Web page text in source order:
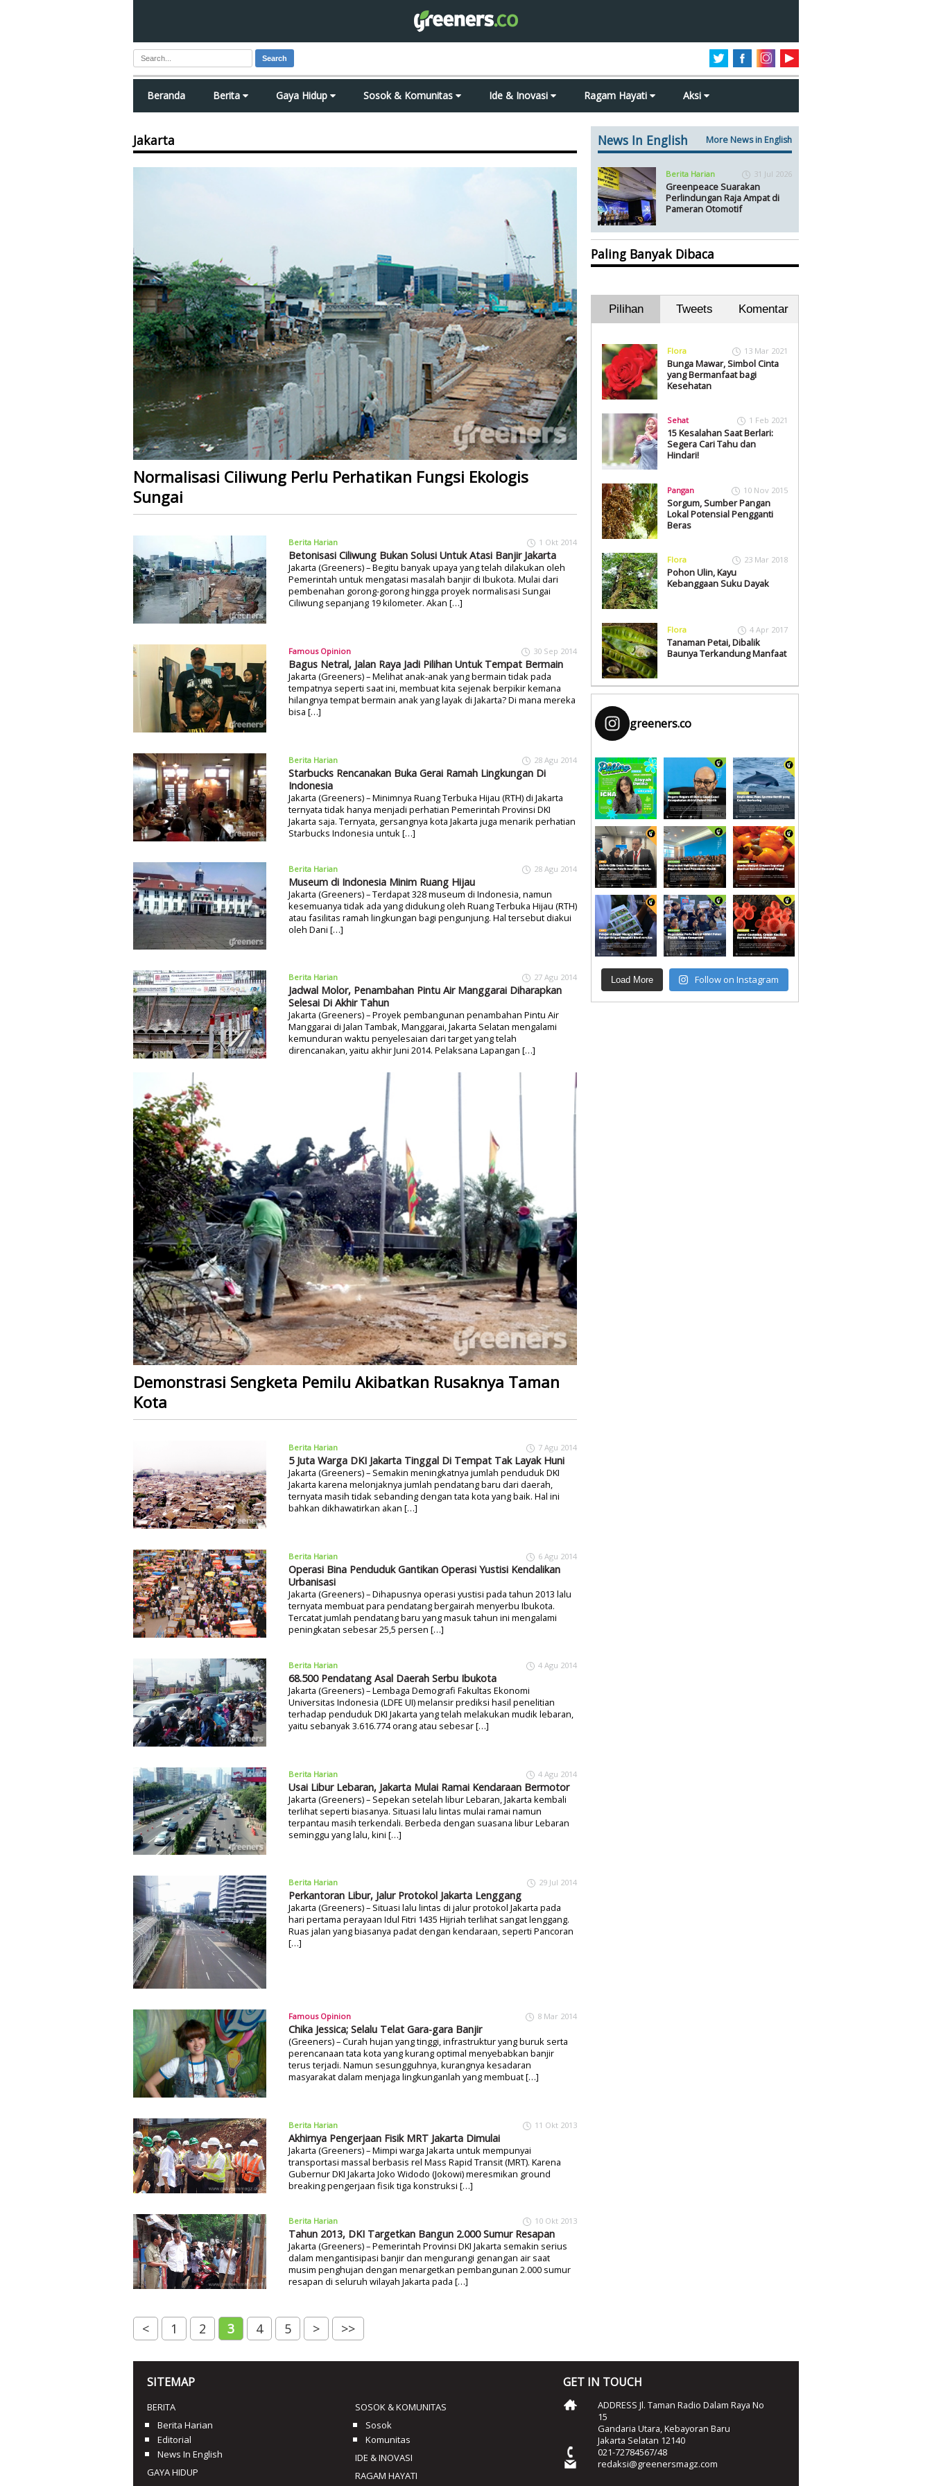
Search
Beranda Berita Gaya Hidup Sosok & Komunitas Ide & Inovasi Ragam Hayati Aksi
Jakarta
Normalisasi Ciliwung Perlu Perhatikan Fungsi Ekologis
Sungai
Berita Harian 1 Okt 2014
Betonisasi Ciliwung Bukan Solusi Untuk Atasi Banjir Jakarta
Jakarta (Greeners) – Begitu banyak upaya yang telah dilakukan oleh
Pemerintah untuk mengatasi masalah banjir di Ibukota. Mulai dari
pembenahan gorong-gorong hingga proyek normalisasi Sungai
Ciliwung sepanjang 19 kilometer. Akan […]
Famous Opinion 30 Sep 2014
Bagus Netral, Jalan Raya Jadi Pilihan Untuk Tempat Bermain
Jakarta (Greeners) – Melihat anak-anak yang bermain tidak pada
tempatnya seperti saat ini, membuat kita sejenak berpikir kemana
hilangnya tempat bermain anak yang layak di Jakarta? Di mana mereka
bisa […]
Berita Harian 28 Agu 2014
Starbucks Rencanakan Buka Gerai Ramah Lingkungan Di
Indonesia
Jakarta (Greeners) – Minimnya Ruang Terbuka Hijau (RTH) di Jakarta
ternyata tidak hanya menjadi perhatian Pemerintah Provinsi DKI
Jakarta saja. Ternyata, gersangnya kota Jakarta juga menarik perhatian
Starbucks Indonesia untuk […]
Berita Harian 28 Agu 2014
Museum di Indonesia Minim Ruang Hijau
Jakarta (Greeners) – Terdapat 328 museum di Indonesia, namun
kesemuanya tidak ada yang didukung oleh Ruang Terbuka Hijau (RTH)
atau fasilitas ramah lingkungan bagi pengunjung. Hal tersebut diakui
oleh Dani […]
Berita Harian 27 Agu 2014
Jadwal Molor, Penambahan Pintu Air Manggarai Diharapkan
Selesai Di Akhir Tahun
Jakarta (Greeners) – Proyek pembangunan penambahan Pintu Air
Manggarai di Jalan Tambak, Manggarai, Jakarta Selatan mengalami
kemunduran waktu penyelesaian dari target yang telah
direncanakan, yaitu akhir Juni 2014. Pelaksana Lapangan […]
Demonstrasi Sengketa Pemilu Akibatkan Rusaknya Taman
Kota
Berita Harian 7 Agu 2014
5 Juta Warga DKI Jakarta Tinggal Di Tempat Tak Layak Huni
Jakarta (Greeners) – Semakin meningkatnya jumlah penduduk DKI
Jakarta karena melonjaknya jumlah pendatang baru dari daerah,
ternyata masih tidak sebanding dengan tata kota yang baik. Hal ini
bahkan dikhawatirkan akan […]
Berita Harian 6 Agu 2014
Operasi Bina Penduduk Gantikan Operasi Yustisi Kendalikan
Urbanisasi
Jakarta (Greeners) – Dihapusnya operasi yustisi pada tahun 2013 lalu
ternyata membuat para pendatang bergairah menyerbu Ibukota.
Tercatat jumlah pendatang baru yang masuk tahun ini mengalami
peningkatan sebesar 25,5 persen […]
Berita Harian 4 Agu 2014
68.500 Pendatang Asal Daerah Serbu Ibukota
Jakarta (Greeners) – Lembaga Demografi Fakultas Ekonomi
Universitas Indonesia (LDFE UI) melansir prediksi hasil penelitian
terhadap penduduk DKI Jakarta yang telah melakukan mudik lebaran,
yaitu sebanyak 3.616.774 orang atau sebesar […]
Berita Harian 4 Agu 2014
Usai Libur Lebaran, Jakarta Mulai Ramai Kendaraan Bermotor
Jakarta (Greeners) – Sepekan setelah libur Lebaran, Jakarta kembali
terlihat seperti biasanya. Situasi lalu lintas mulai ramai namun
terpantau masih terkendali. Berbeda dengan suasana libur Lebaran
seminggu yang lalu, kini […]
Berita Harian 29 Jul 2014
Perkantoran Libur, Jalur Protokol Jakarta Lenggang
Jakarta (Greeners) – Situasi lalu lintas di jalur protokol Jakarta pada
hari pertama perayaan Idul Fitri 1435 Hijriah terlihat sangat lenggang.
Ruas jalan yang biasanya padat dengan kendaraan, seperti Pancoran
[…]
Famous Opinion 8 Mar 2014
Chika Jessica; Selalu Telat Gara-gara Banjir
(Greeners) – Curah hujan yang tinggi, infrastruktur yang buruk serta
perencanaan tata kota yang kurang optimal menyebabkan banjir
terus terjadi. Namun sesungguhnya, kurangnya kesadaran
masyarakat dalam menjaga lingkunganlah yang membuat […]
Berita Harian 11 Okt 2013
Akhirnya Pengerjaan Fisik MRT Jakarta Dimulai
Jakarta (Greeners) – Mimpi warga Jakarta untuk mempunyai
transportasi massal berbasis rel Mass Rapid Transit (MRT). Karena
Gubernur DKI Jakarta Joko Widodo (Jokowi) meresmikan ground
breaking pengerjaan fisik tiga konstruksi […]
Berita Harian 10 Okt 2013
Tahun 2013, DKI Targetkan Bangun 2.000 Sumur Resapan
Jakarta (Greeners) – Pemerintah Provinsi DKI Jakarta semakin serius
dalam mengantisipasi banjir dan mengurangi genangan air saat
musim penghujan dengan menargetkan pembangunan 2.000 sumur
resapan di seluruh wilayah Jakarta pada […]
< 1 2 3 4 5 > >>
News In English More News in English
Berita Harian 31 Jul 2026
Greenpeace Suarakan
Perlindungan Raja Ampat di
Pameran Otomotif
Paling Banyak Dibaca
Pilihan Tweets Komentar
Flora 13 Mar 2021
Bunga Mawar, Simbol Cinta
yang Bermanfaat bagi
Kesehatan
Sehat 1 Feb 2021
15 Kesalahan Saat Berlari:
Segera Cari Tahu dan
Hindari!
Pangan 10 Nov 2015
Sorgum, Sumber Pangan
Lokal Potensial Pengganti
Beras
Flora 23 Mar 2018
Pohon Ulin, Kayu
Kebanggaan Suku Dayak
Flora 4 Apr 2017
Tanaman Petai, Dibalik
Baunya Terkandung Manfaat
greeners.co
Load More Follow on Instagram
SITEMAP
BERITA
Berita Harian
Editorial
News In English
GAYA HIDUP
SOSOK & KOMUNITAS
Sosok
Komunitas
IDE & INOVASI
RAGAM HAYATI
GET IN TOUCH
ADDRESS Jl. Taman Radio Dalam Raya No
15
Gandaria Utara, Kebayoran Baru
Jakarta Selatan 12140
021-72784567/48
redaksi@greenersmagz.com